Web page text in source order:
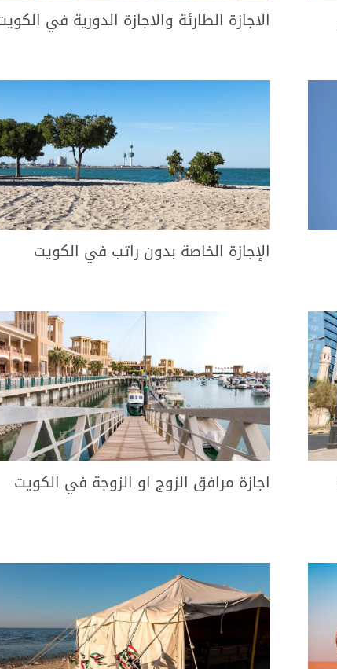
الاجازة الطارئة والاجازة الدورية في
الإجازة الخاصة بدون راتب في الكويت
اجازة مرافق الزوج او الزوجة في الكويت